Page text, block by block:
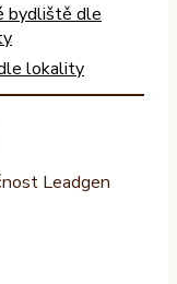
bydliště dle
lokality
Leadgen